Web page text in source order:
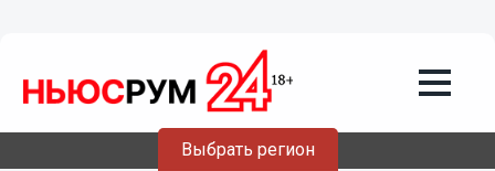
Выбрать регион
Более 380 девочек с именем София
зарегистрировано в Нижегородской
области в 2022 году